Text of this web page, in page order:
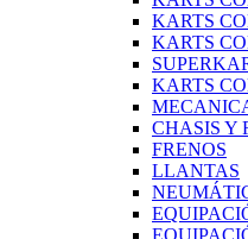
KARTS
KARTS
KARTS
CHASIS Y
FRENOS
LLANTAS